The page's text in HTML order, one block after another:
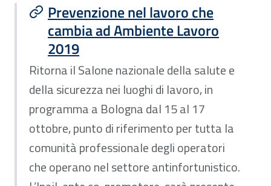
Prevenzione nel lavoro che
cambia ad Ambiente Lavoro
2019
Ritorna il Salone nazionale della salute e
della sicurezza nei luoghi di lavoro, in
programma a Bologna dal 15 al 17
ottobre, punto di riferimento per tutta la
comunità professionale degli operatori
che operano nel settore antinfortunistico.